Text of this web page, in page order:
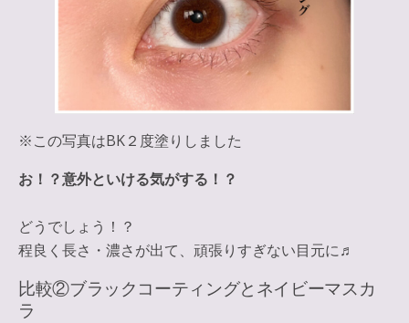
※この写真はBK２度塗りしました
お！？意外といける気がする！？
どうでしょう！？
程良く長さ・濃さが出て、頑張りすぎない目元に♬
比較②ブラックコーティングとネイビーマスカ
ラ